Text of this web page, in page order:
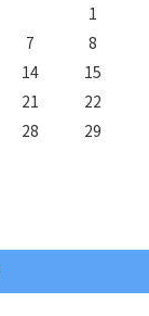
1
7
8
14
15
21
22
28
29